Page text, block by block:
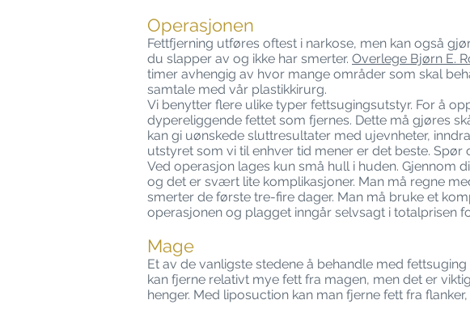
Operasjonen
Fettfjerning utføres oftest i narkose, men kan også
du slapper av og ikke har smerter. Overlege Bjørn E.
timer avhengig av hvor mange områder som skal
samtale med vår plastikkirurg.
Vi benytter flere ulike typer fettsugingsutstyr. For å
dypereliggende fettet som fjernes. Dette må gjøres
kan gi uønskede sluttresultater med ujevnheter,
utstyret som vi til enhver tid mener er det beste.
Ved operasjon lages kun små hull i huden. Gjennom
og det er svært lite komplikasjoner. Man må regne
smerter de første tre-fire dager. Man må bruke et
operasjonen og plagget inngår selvsagt i totalprisen
Mage
Et av de vanligste stedene å behandle med
kan fjerne relativt mye fett fra magen, men det er
henger. Med liposuction kan man fjerne fett fra